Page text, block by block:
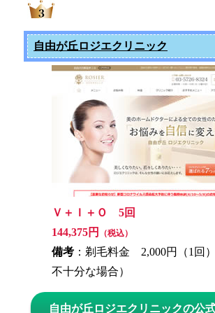
自由が丘ロジエクリニック
Ｖ＋Ｉ＋Ｏ 5回
144,375円
（税込）
備考 ：剃毛料金 2,000円（1回
不十分な場合）
自由が丘ロジエクリニックの公